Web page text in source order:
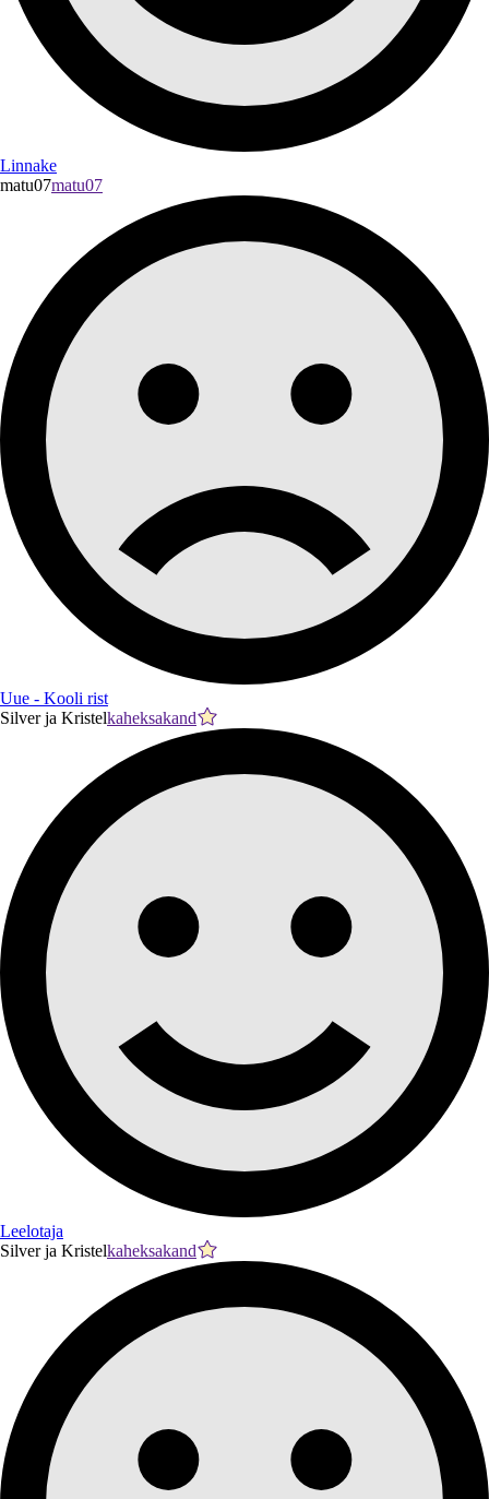
Linnake
matu07matu07
Uue - Kooli rist
Silver ja Kristelkaheksakand
Leelotaja
Silver ja Kristelkaheksakand